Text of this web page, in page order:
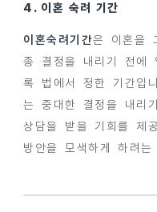
4. 이혼 숙려 기간
이혼숙려기간은 이혼을
종 결정을 내리기 전에
록 법에서 정한 기간입
는 중대한 결정을 내리
상담을 받을 기회를 제
방안을 모색하게 하려는